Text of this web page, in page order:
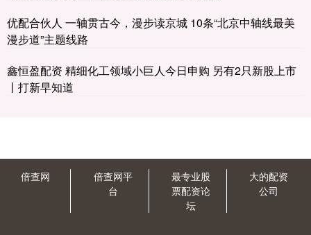
优配合伙人 一轴贯古今，漫步读京城 10条“北京中轴线最美
漫步道”主题线路
鑫恒盈配资 精细化工领域小巨人今日申购 另有2只新股上市
丨打新早知道
倍查网
倍查网平
台
最专业股
票配资论
坛
大的配资
公司